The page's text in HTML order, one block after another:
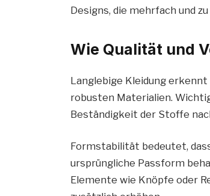
Designs, die mehrfach und
Wie Qualität und
Langlebige Kleidung
robusten Materialien.
Beständigkeit der Stoffe
Formstabilität bedeutet,
ursprüngliche Passform
Elemente wie Knöpfe oder